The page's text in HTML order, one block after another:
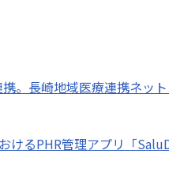
。長崎地域医療連携ネッ
けるPHR管理アプリ「